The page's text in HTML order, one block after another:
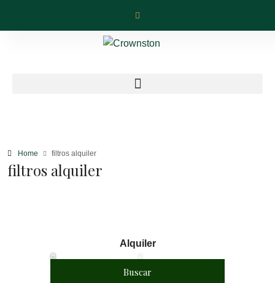
Home filtros alquiler
filtros alquiler
Alquiler
Buscar